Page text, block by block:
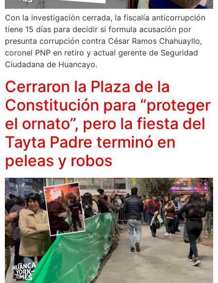
Con la investigación cerrada, la fiscalía anticorrupción
tiene 15 días para decidir si formula acusación por
presunta corrupción contra César Ramos Chahuayllo,
coronel PNP en retiro y actual gerente de Seguridad
Ciudadana de Huancayo.
Cerraron la Plaza de la
Constitución para “proteger
el ornato”, pero la fiesta del
Tayta Padre terminó en
peleas y robos